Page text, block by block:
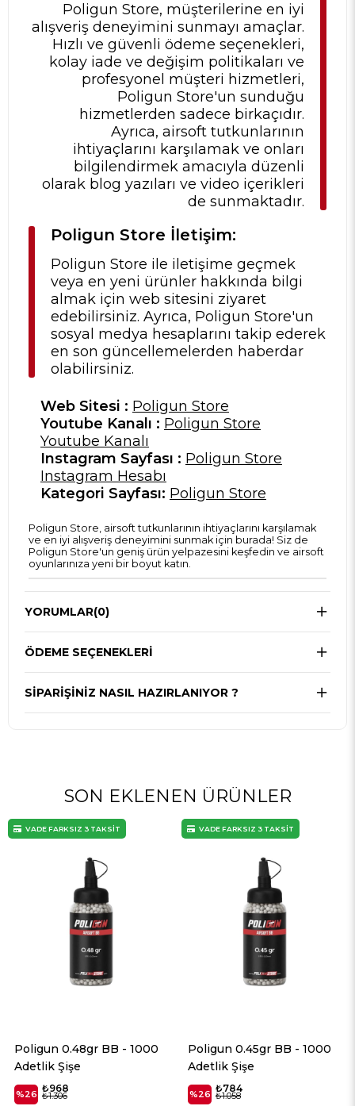
Poligun Store, müşterilerine en iyi
alışveriş deneyimini sunmayı amaçlar.
Hızlı ve güvenli ödeme seçenekleri,
kolay iade ve değişim politikaları ve
profesyonel müşteri hizmetleri,
Poligun Store'un sunduğu
hizmetlerden sadece birkaçıdır.
Ayrıca, airsoft tutkunlarının
ihtiyaçlarını karşılamak ve onları
bilgilendirmek amacıyla düzenli
olarak blog yazıları ve video içerikleri
de sunmaktadır.
Poligun Store İletişim:
Poligun Store ile iletişime geçmek
veya en yeni ürünler hakkında bilgi
almak için web sitesini ziyaret
edebilirsiniz. Ayrıca, Poligun Store'un
sosyal medya hesaplarını takip ederek
en son güncellemelerden haberdar
olabilirsiniz.
Web Sitesi : Poligun Store
Youtube Kanalı : Poligun Store
Youtube Kanalı
Instagram Sayfası : Poligun Store
Instagram Hesabı
Kategori Sayfası: Poligun Store
Poligun Store, airsoft tutkunlarının ihtiyaçlarını karşılamak
ve en iyi alışveriş deneyimini sunmak için burada! Siz de
Poligun Store'un geniş ürün yelpazesini keşfedin ve airsoft
oyunlarınıza yeni bir boyut katın.
YORUMLAR(0)
ÖDEME SEÇENEKLERI
SIPARIŞINIZ NASIL HAZIRLANIYOR ?
SON EKLENEN ÜRÜNLER
Poligun 0.45gr BB - 1000
Adetlik Şişe
%26
VADE FARKSIZ 3 TAKSİT
Poligun 0.40gr BB -
Adetlik Şişe
%26
VADE FARKSIZ 3 TAKSİT